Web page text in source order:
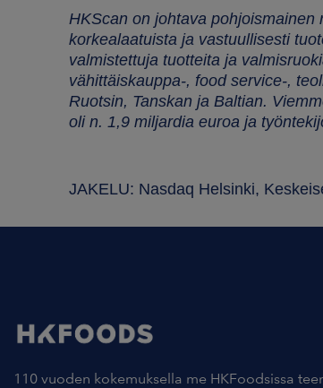
HKScan on johtava
korkealaatuista ja vastuullisesti
valmistettuja tuotteita ja
vähittäiskauppa-, food service-,
Ruotsin, Tanskan ja Baltian.
oli n. 1,9 miljardia euroa ja
JAKELU: Nasdaq Helsinki,
110 vuoden kokemuksella me HKFoodsissa